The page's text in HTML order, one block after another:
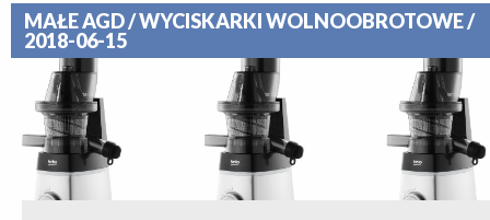
MAŁE AGD / WYCISKARKI WOLNOOBROTOWE /
2018-06-15